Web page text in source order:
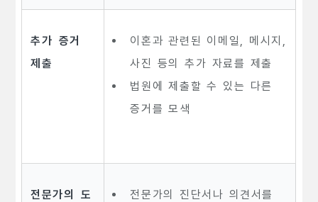
추가 증거
제출
이혼과 관련된 이메일, 메시지,
사진 등의 추가 자료를 제출
법원에 제출할 수 있는 다른
증거를 모색
전문가의 도
전문가의 진단서나 의견서를